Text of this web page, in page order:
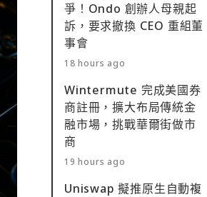
爭！Ondo 創辦人母親起
訴，要求撤換 CEO 重組董
事會
18 hours ago
Wintermute 完成美國券
商註冊，擴大布局傳統金
融市場，挑戰華爾街做市
商
19 hours ago
Uniswap 擬推原生自動複